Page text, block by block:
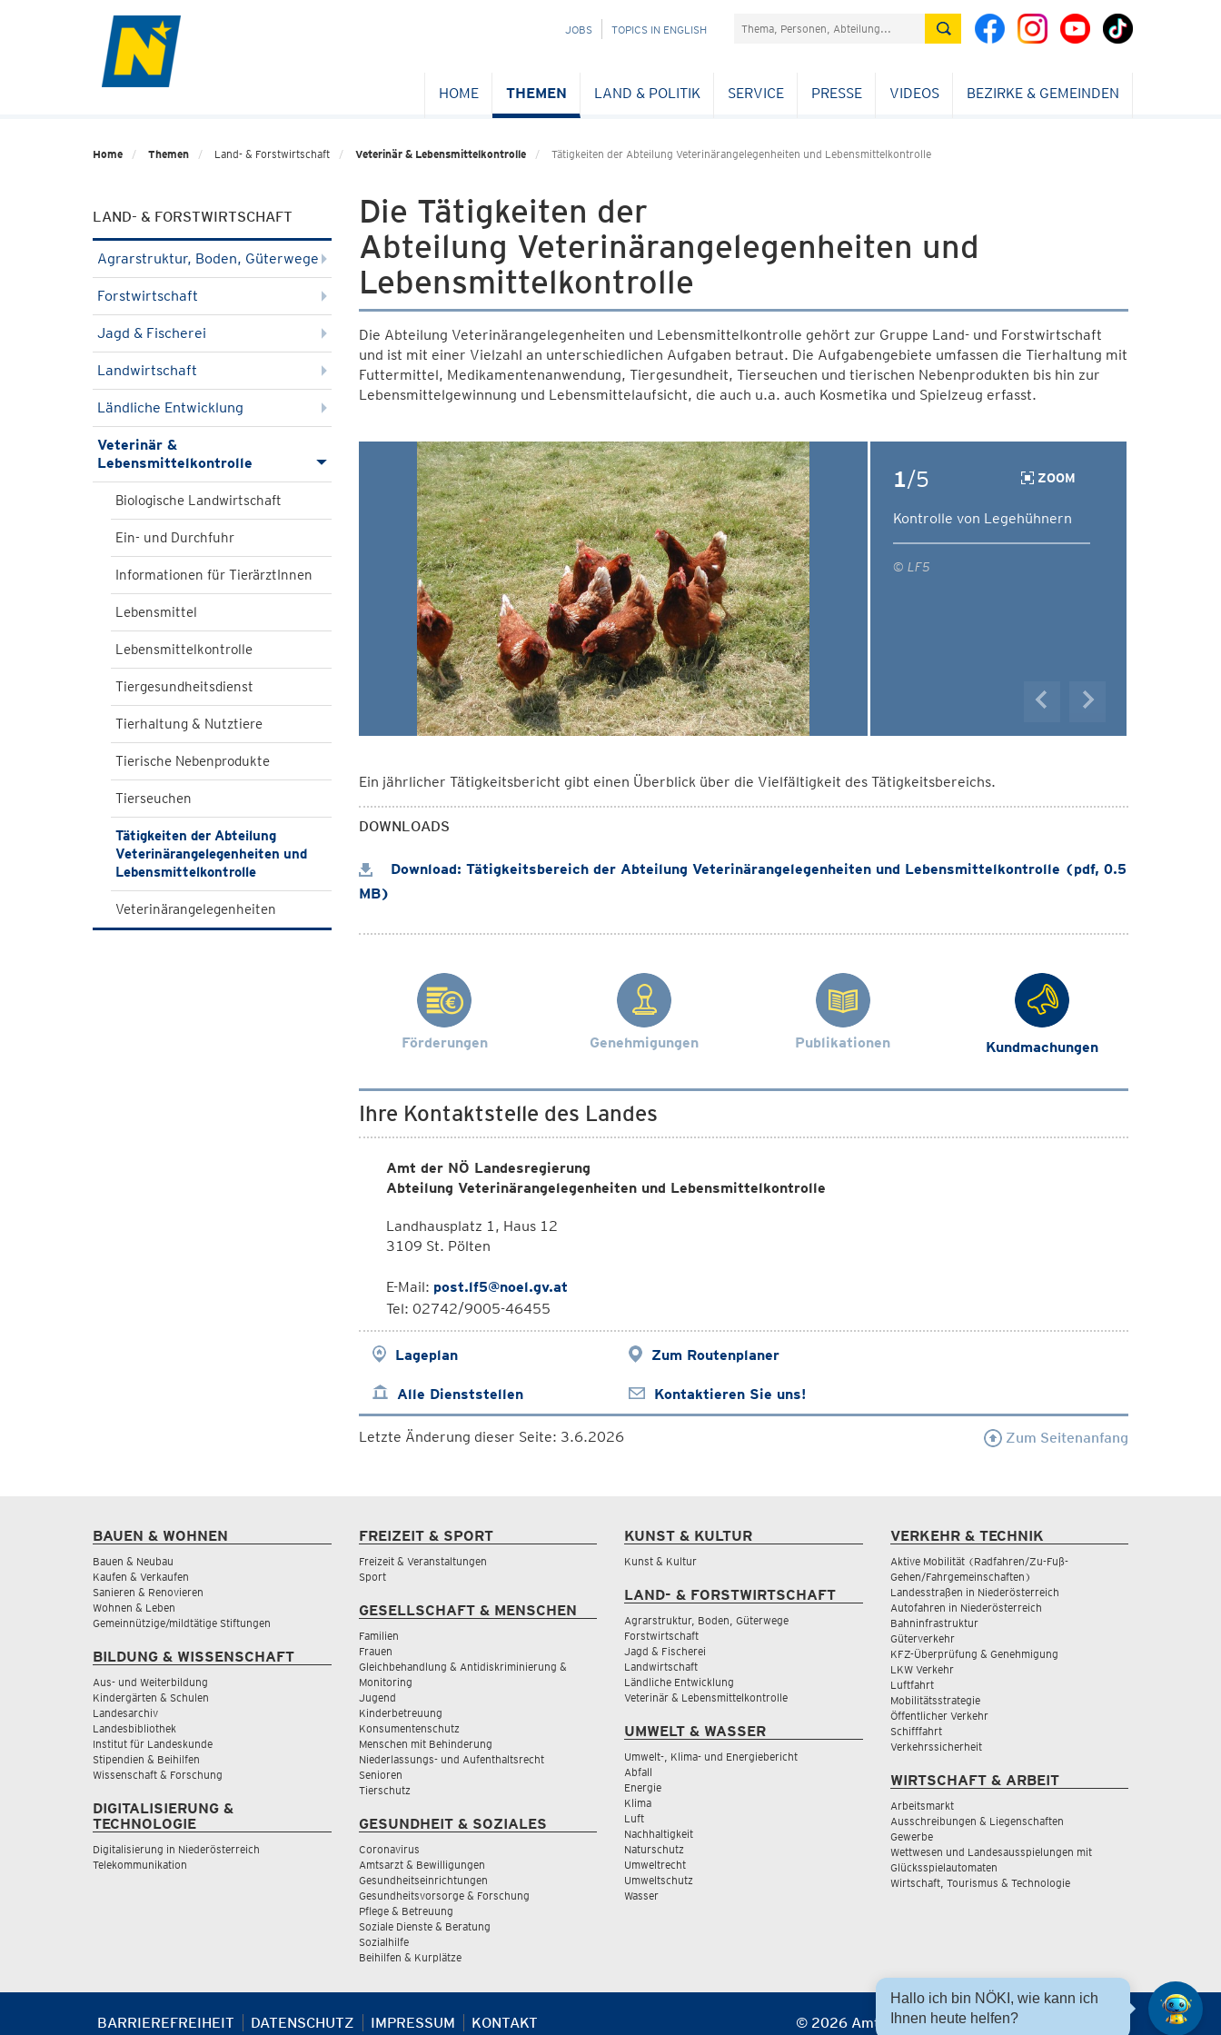
NAVIGATION
JOBS TOPICS IN ENGLISH Suchefeld
HOME THEMEN LAND & POLITIK SERVICE PRESSE VIDEOS BEZIRKE & GEMEINDEN
Home Themen Land- & Forstwirtschaft Veterinär & Lebensmittelkontrolle Tätigkeiten der Abteilung Veterinärangelegenheiten und Lebensmittelkontrolle
LAND- & FORSTWIRTSCHAFT
Agrarstruktur, Boden, Güterwege
Forstwirtschaft
Jagd & Fischerei
Landwirtschaft
Ländliche Entwicklung
Veterinär &
Lebensmittelkontrolle
Biologische Landwirtschaft
Ein- und Durchfuhr
Informationen für TierärztInnen
Lebensmittel
Lebensmittelkontrolle
Tiergesundheitsdienst
Tierhaltung & Nutztiere
Tierische Nebenprodukte
Tierseuchen
Tätigkeiten der Abteilung
Veterinärangelegenheiten und
Lebensmittelkontrolle
Veterinärangelegenheiten
Die Tätigkeiten der
Abteilung Veterinärangelegenheiten und
Lebensmittelkontrolle
Die Abteilung Veterinärangelegenheiten und Lebensmittelkontrolle gehört zur Gruppe Land- und Forstwirtschaft
und ist mit einer Vielzahl an unterschiedlichen Aufgaben betraut. Die Aufgabengebiete umfassen die Tierhaltung mit
Futtermittel, Medikamentenanwendung, Tiergesundheit, Tierseuchen und tierischen Nebenprodukten bis hin zur
Lebensmittelgewinnung und Lebensmittelaufsicht, die auch u.a. auch Kosmetika und Spielzeug erfasst.
1/5 ZOOM
Kontrolle von Legehühnern
© LF5
Ein jährlicher Tätigkeitsbericht gibt einen Überblick über die Vielfältigkeit des Tätigkeitsbereichs.
DOWNLOADS
Download: Tätigkeitsbereich der Abteilung Veterinärangelegenheiten und Lebensmittelkontrolle (pdf, 0.5
MB)
Förderungen Genehmigungen Publikationen Kundmachungen
Ihre Kontaktstelle des Landes
Amt der NÖ Landesregierung
Abteilung Veterinärangelegenheiten und Lebensmittelkontrolle
Landhausplatz 1, Haus 12
3109 St. Pölten
E-Mail: post.lf5@noel.gv.at
Tel: 02742/9005-46455
Lageplan Zum Routenplaner
Alle Dienststellen Kontaktieren Sie uns!
Letzte Änderung dieser Seite: 3.6.2026 Zum Seitenanfang
BAUEN & WOHNEN
Bauen & Neubau
Kaufen & Verkaufen
Sanieren & Renovieren
Wohnen & Leben
Gemeinnützige/mildtätige Stiftungen
BILDUNG & WISSENSCHAFT
Aus- und Weiterbildung
Kindergärten & Schulen
Landesarchiv
Landesbibliothek
Institut für Landeskunde
Stipendien & Beihilfen
Wissenschaft & Forschung
DIGITALISIERUNG &
TECHNOLOGIE
Digitalisierung in Niederösterreich
Telekommunikation
FREIZEIT & SPORT
Freizeit & Veranstaltungen
Sport
GESELLSCHAFT & MENSCHEN
Familien
Frauen
Gleichbehandlung & Antidiskriminierung &
Monitoring
Jugend
Kinderbetreuung
Konsumentenschutz
Menschen mit Behinderung
Niederlassungs- und Aufenthaltsrecht
Senioren
Tierschutz
GESUNDHEIT & SOZIALES
Coronavirus
Amtsarzt & Bewilligungen
Gesundheitseinrichtungen
Gesundheitsvorsorge & Forschung
Pflege & Betreuung
Soziale Dienste & Beratung
Sozialhilfe
Beihilfen & Kurplätze
KUNST & KULTUR
Kunst & Kultur
LAND- & FORSTWIRTSCHAFT
Agrarstruktur, Boden, Güterwege
Forstwirtschaft
Jagd & Fischerei
Landwirtschaft
Ländliche Entwicklung
Veterinär & Lebensmittelkontrolle
UMWELT & WASSER
Umwelt-, Klima- und Energiebericht
Abfall
Energie
Klima
Luft
Nachhaltigkeit
Naturschutz
Umweltrecht
Umweltschutz
Wasser
VERKEHR & TECHNIK
Aktive Mobilität (Radfahren/Zu-Fuß-
Gehen/Fahrgemeinschaften)
Landesstraßen in Niederösterreich
Autofahren in Niederösterreich
Bahninfrastruktur
Güterverkehr
KFZ-Überprüfung & Genehmigung
LKW Verkehr
Luftfahrt
Mobilitätsstrategie
Öffentlicher Verkehr
Schifffahrt
Verkehrssicherheit
WIRTSCHAFT & ARBEIT
Arbeitsmarkt
Ausschreibungen & Liegenschaften
Gewerbe
Wettwesen und Landesausspielungen mit
Glücksspielautomaten
Wirtschaft, Tourismus & Technologie
BARRIEREFREIHEIT DATENSCHUTZ IMPRESSUM KONTAKT © 2026 Amt der NÖ Landesregierung
Hallo ich bin NÖKI, wie kann ich
Ihnen heute helfen?